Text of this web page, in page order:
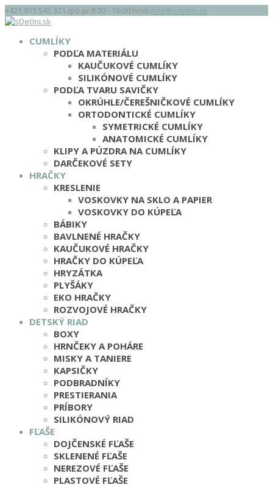
+421 911 545 321 (po-pi 8:00 - 16:00 hod) info@sdetmi.sk
CUMLÍKY
PODĽA MATERIÁLU
KAUČUKOVÉ CUMLÍKY
SILIKÓNOVÉ CUMLÍKY
PODĽA TVARU SAVIČKY
OKRÚHLE/ČEREŠNIČKOVÉ CUMLÍKY
ORTODONTICKÉ CUMLÍKY
SYMETRICKÉ CUMLÍKY
ANATOMICKÉ CUMLÍKY
KLIPY A PÚZDRA NA CUMLÍKY
DARČEKOVÉ SETY
HRAČKY
KRESLENIE
VOSKOVKY NA SKLO A PAPIER
VOSKOVKY DO KÚPEĽA
BÁBIKY
BAVLNENÉ HRAČKY
KAUČUKOVÉ HRAČKY
HRAČKY DO KÚPEĽA
HRYZÁTKA
PLYŠÁKY
EKO HRAČKY
ROZVOJOVÉ HRAČKY
DETSKÝ RIAD
BOXY
HRNČEKY A POHÁRE
MISKY A TANIERE
KAPSIČKY
PODBRADNÍKY
PRESTIERANIA
PRÍBORY
SILIKÓNOVÝ RIAD
FĽAŠE
DOJČENSKÉ FĽAŠE
SKLENENÉ FĽAŠE
NEREZOVÉ FĽAŠE
PLASTOVÉ FĽAŠE